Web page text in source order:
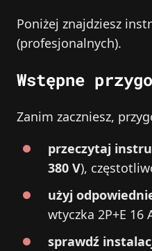
Poniżej znajdziesz
(profesjonalnych).
Wstępne
Zanim zaczniesz,
przeczytaj
380 V),
użyj
wtyczka 2P+E
sprawdź